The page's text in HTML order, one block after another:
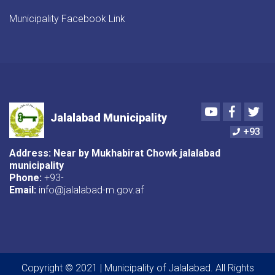
Municipality Facebook Link
Jalalabad Municipality
Youtube
+93
Address: Near by Mukhabirat Chowk jalalabad
municipality
Phone: +93-
Email: info@jalalabad-m.gov.af
Copyright © 2021 | Municipality of Jalalabad. All Rights